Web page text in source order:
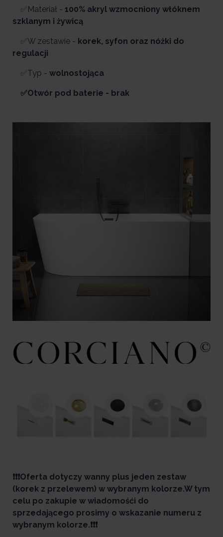
✅Materiał - 100% akryl wzmocniony włóknem
szklanym i żywicą
✅W zestawie - korek, syfon oraz nóżki do
regulacji
✅Typ - wolnostojąca
✅Otwór pod baterie - brak
❗❗❗Oferta dotyczy wanny plus jeden zestaw
(korek z przelewem) w wybranym kolorze.W tym
celu po zakupie w wiadomośći do
sprzedającego prosimy o wskazanie numeru z
wybranym kolorze.❗❗❗